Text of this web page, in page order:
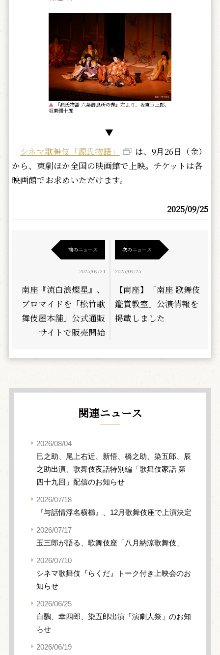
▲ 『源氏物語 六条御息所の巻』左より、坂東玉三郎、
坂東彌十郎
▼
シネマ歌舞伎「源氏物語」
は、9月26日（金）
から、東劇ほか全国の映画館で上映。チケットは各
映画館でお求めいただけます。
2025/09/25
前のニュース
2025/09/24
南座『流白浪燦星』、
ブロマイドを「松竹歌
舞伎屋本舗」公式通販
サイトで販売開始
次のニュース
2025/09/25
【南座】「南座 歌舞伎
鑑賞教室」公演情報を
掲載しました
関連ニュース
2026/08/04
巳之助、尾上右近、新悟、橋之助、染五郎、辰
之助出演、歌舞伎夜話特別編「歌舞伎家話 第
四十九回」配信のお知らせ
2026/07/18
『与話情浮名横櫛』、12月歌舞伎座で上演決定
2026/07/17
玉三郎が語る、歌舞伎座「八月納涼歌舞伎」
2026/07/10
シネマ歌舞伎『らくだ』トーク付き上映会のお
知らせ
2026/06/25
白鸚、幸四郎、染五郎出演「演劇人祭」のお知
らせ
2026/06/19